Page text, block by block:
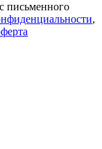
письменного
,